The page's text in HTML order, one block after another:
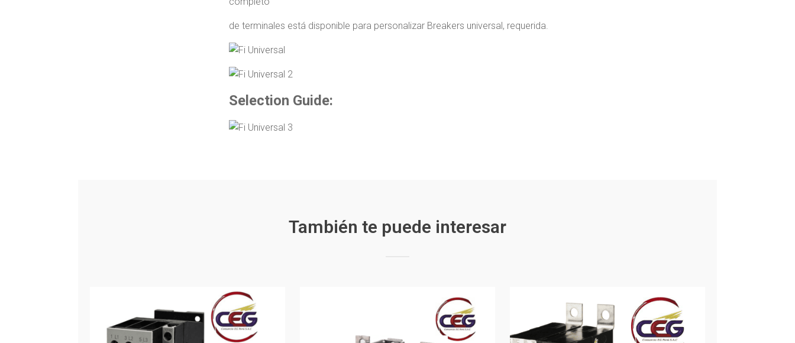
de terminales está disponible para personalizar Breakers universal, requerida.
Selection Guide:
También te puede interesar